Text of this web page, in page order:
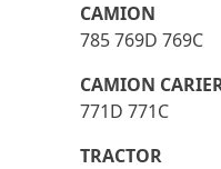
CAMION
785 769D 769C
CAMION
771D 771C
TRACTOR